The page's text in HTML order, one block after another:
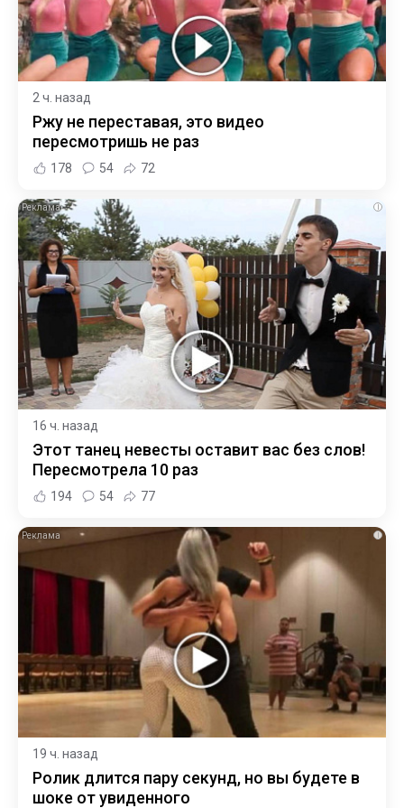
2 ч. назад
Ржу не переставая, это видео
пересмотришь не раз
178 54 72
i
16 ч. назад
Этот танец невесты оставит вас без слов!
Пересмотрела 10 раз
194 54 77
i
19 ч. назад
Ролик длится пару секунд, но вы будете в
шоке от увиденного